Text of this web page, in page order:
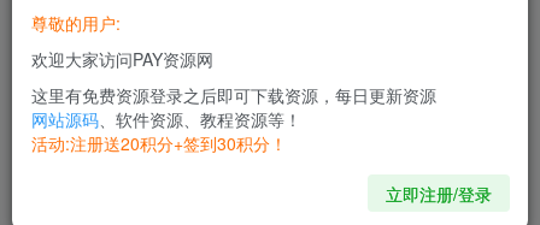
AI工具赋能内容创作，写作、脑暴、润色、提炼、翻译等一
键搞定，让工作学习效率倍增。公益3G存储空间，多端实时
同步，支持在APP、小程序和电脑端查看、编辑和分享笔
记。 支持OCR扫描、语音速记、手写、Markdown等记录方
资料，随时查看编辑笔记； 多级目录管理文档，多端同步备
尊敬的用户:
欢迎大家访问PAY资源网
这里有免费资源登录之后即可下载资源，每日更新资源
网站源码、软件资源、教程资源等！
活动:注册送20积分+签到30积分！
立即注册/登录